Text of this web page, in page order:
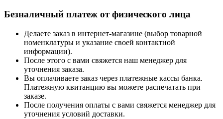
Безналичный платеж от физического лица
Делаете заказ в интернет-магазине (выбор товарной
номенклатуры и указание своей контактной
информации).
После этого с вами свяжется наш менеджер для
уточнения заказа.
Вы оплачиваете заказ через платежные кассы банка.
Платежную квитанцию вы можете распечатать при
заказе.
После получения оплаты с вами свяжется менеджер для
уточнения условий доставки.